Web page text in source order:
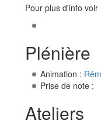
Pour plus d'info voir
Plénière
Animation :
Prise de note :
Ateliers